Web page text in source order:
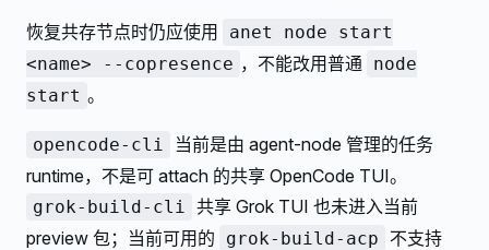
恢复共存节点时仍应使用
anet node start
<name> --copresence ，不能改用普通 node
start 。
opencode-cli
当前是由 agent-node 管理的任务
runtime，不是可 attach 的共享 OpenCode TUI。
grok-build-cli 共享 Grok TUI 也未进入当前
preview 包；当前可用的
grok-build-acp
不支持